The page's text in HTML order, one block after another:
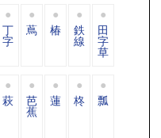
丁
字
蔦 椿 鉄
線
田
字
草
萩 芭
蕉
蓮 柊 瓢